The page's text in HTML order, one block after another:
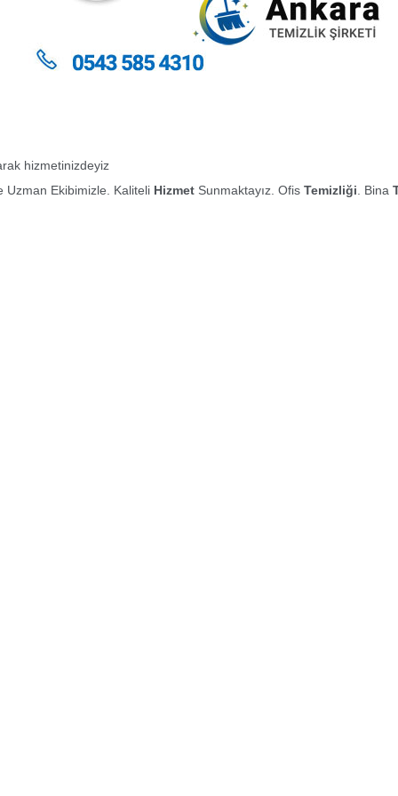
hizmetinizdeyiz
Uzman Ekibimizle. Kaliteli Hizmet Sunmaktayız. Ofis Temizliği . Bina